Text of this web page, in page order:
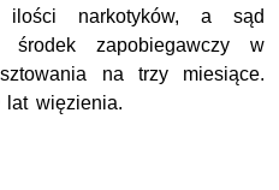
ilości narkotyków, a sąd
środek zapobiegawczy w
na trzy miesiące.
lat więzienia.